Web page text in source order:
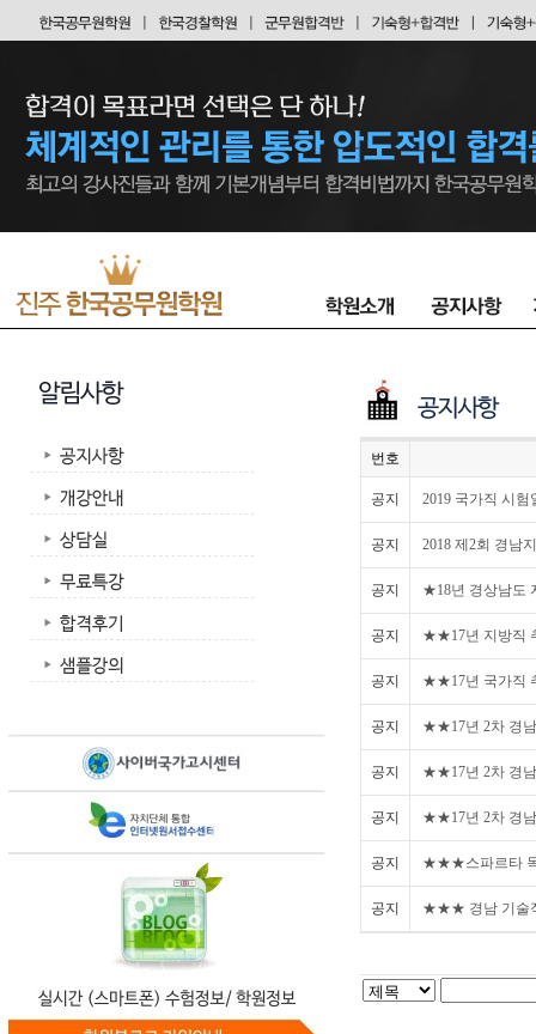
번호
공지 2019 국가직 시험
공지 2018 제2회 경남
공지 ★18년 경상남도
공지 ★★17년 지방직
공지 ★★17년 국가직
공지 ★★17년 2차 경
공지 ★★17년 2차 경
공지 ★★17년 2차 경
공지 ★★★스파르타
공지 ★★★ 경남 기술